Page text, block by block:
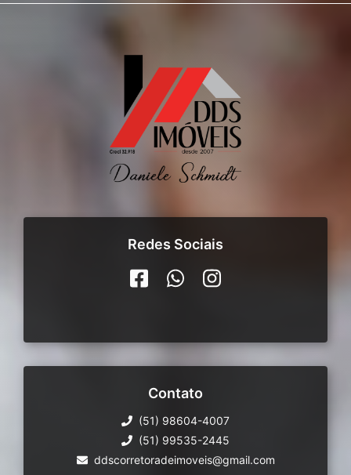
Redes Sociais
Contato
(51) 98604-4007
(51) 99535-2445
ddscorretoradeimoveis@gmail.com